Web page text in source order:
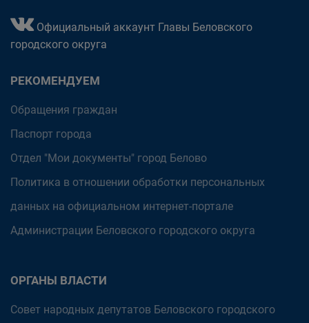
Официальный аккаунт Главы Беловского
городского округа
РЕКОМЕНДУЕМ
Обращения граждан
Паспорт города
Отдел "Мои документы" город Белово
Политика в отношении обработки персональных
данных на официальном интернет-портале
Администрации Беловского городского округа
ОРГАНЫ ВЛАСТИ
Совет народных депутатов Беловского городского